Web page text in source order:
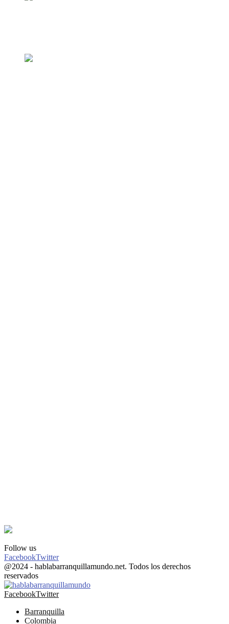
Follow us
FacebookTwitter
@2024 - hablabarranquillamundo.net. Todos los derechos
reservados
FacebookTwitter
Barranquilla
Colombia